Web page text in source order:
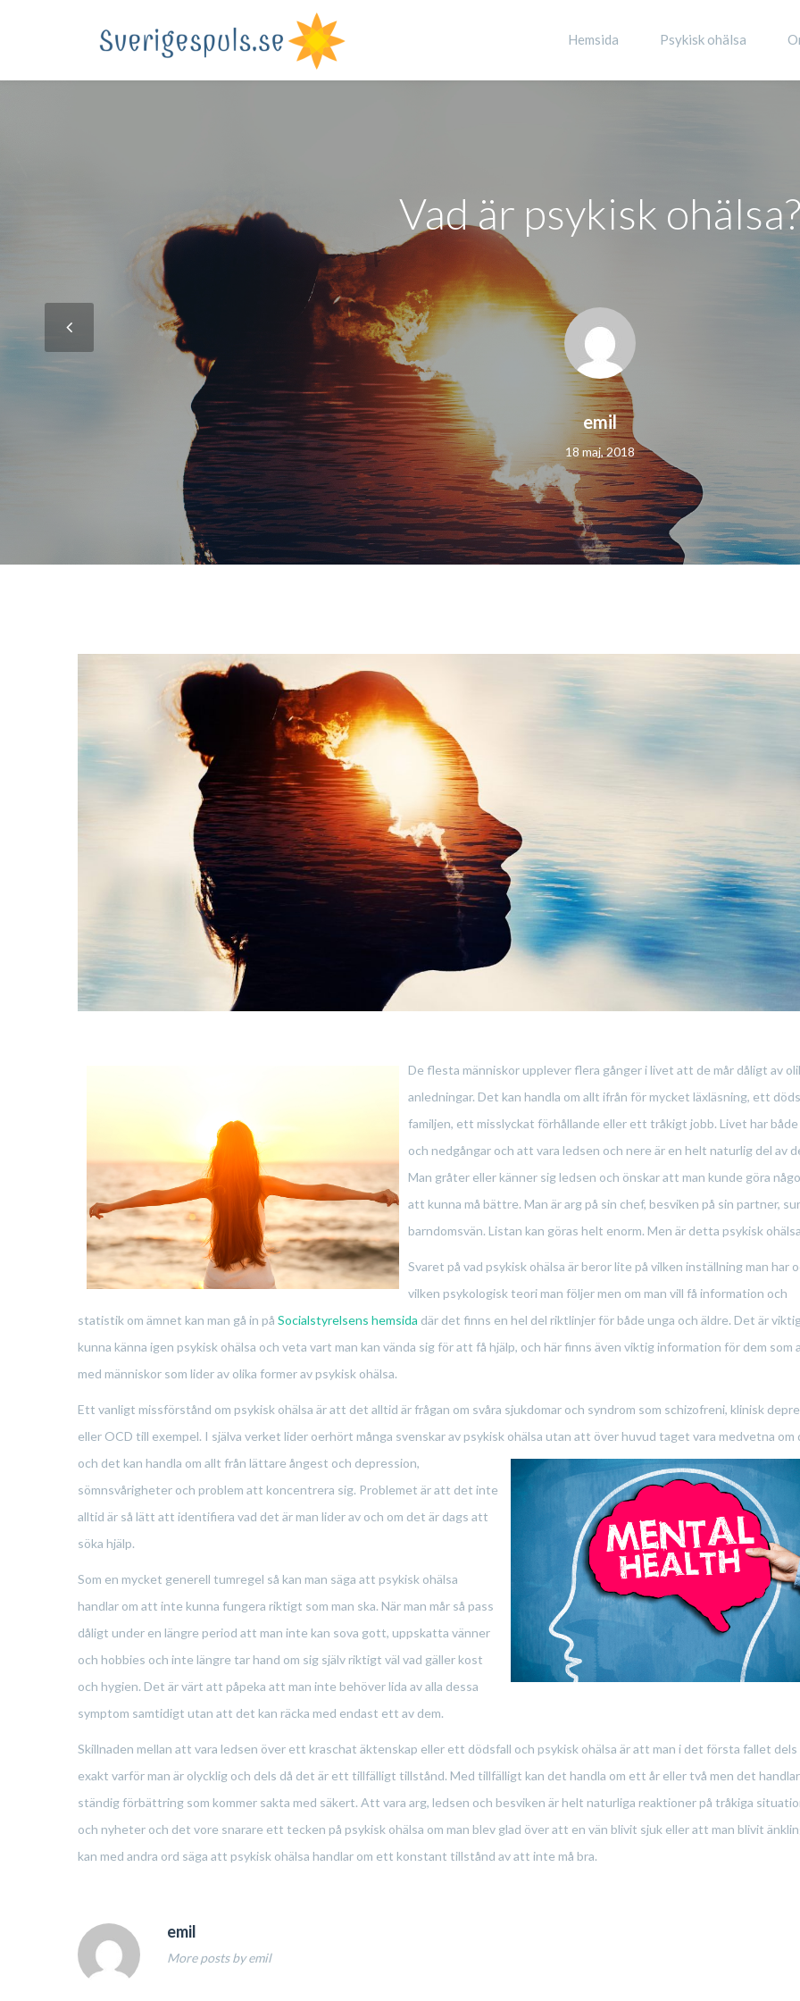
Hemsida Psykisk ohälsa
Vad är psykisk ohälsa?
emil
18 maj, 2018
De flesta människor upplever flera gånger i livet att de mår dåligt av
anledningar. Det kan handla om allt ifrån för mycket läxläsning, ett
familjen, ett misslyckat förhållande eller ett tråkigt jobb. Livet har
och nedgångar och att vara ledsen och nere är en helt naturlig del av
Man gråter eller känner sig ledsen och önskar att man kunde göra
att kunna må bättre. Man är arg på sin chef, besviken på sin partner,
barndomsvän. Listan kan göras helt enorm. Men är detta psykisk
Svaret på vad psykisk ohälsa är beror lite på vilken inställning man har
vilken psykologisk teori man följer men om man vill få information och
statistik om ämnet kan man gå in på Socialstyrelsens hemsida där det finns en hel del riktlinjer för både unga och äldre. Det är
kunna känna igen psykisk ohälsa och veta vart man kan vända sig för att få hjälp, och här finns även viktig information för dem som
med människor som lider av olika former av psykisk ohälsa.
Ett vanligt missförstånd om psykisk ohälsa är att det alltid är frågan om svåra sjukdomar och syndrom som schizofreni, klinisk
eller OCD till exempel. I själva verket lider oerhört många svenskar av psykisk ohälsa utan att över huvud taget vara medvetna om
och det kan handla om allt från lättare ångest och depression,
sömnsvårigheter och problem att koncentrera sig. Problemet är att det inte
alltid är så lätt att identifiera vad det är man lider av och om det är dags att
söka hjälp.
Som en mycket generell tumregel så kan man säga att psykisk ohälsa
handlar om att inte kunna fungera riktigt som man ska. När man mår så pass
dåligt under en längre period att man inte kan sova gott, uppskatta vänner
och hobbies och inte längre tar hand om sig själv riktigt väl vad gäller kost
och hygien. Det är värt att påpeka att man inte behöver lida av alla dessa
symptom samtidigt utan att det kan räcka med endast ett av dem.
Skillnaden mellan att vara ledsen över ett kraschat äktenskap eller ett dödsfall och psykisk ohälsa är att man i det första fallet
exakt varför man är olycklig och dels då det är ett tillfälligt tillstånd. Med tillfälligt kan det handla om ett år eller två men det
ständig förbättring som kommer sakta med säkert. Att vara arg, ledsen och besviken är helt naturliga reaktioner på tråkiga
och nyheter och det vore snarare ett tecken på psykisk ohälsa om man blev glad över att en vän blivit sjuk eller att man blivit
kan med andra ord säga att psykisk ohälsa handlar om ett konstant tillstånd av att inte må bra.
emil
More posts by emil